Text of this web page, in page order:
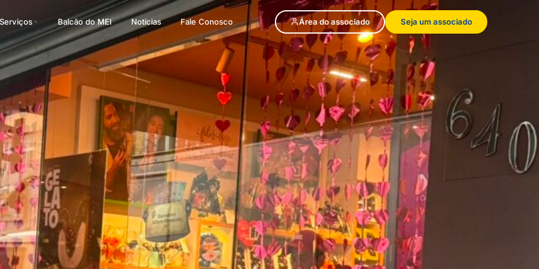
Serviços Balcão do MEI Notícias Fale Conosco Área do associado Seja um associado